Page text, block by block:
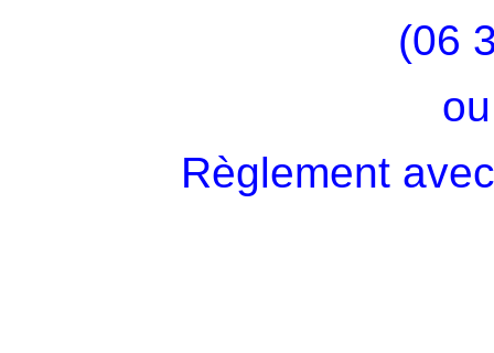
(06
Règlement